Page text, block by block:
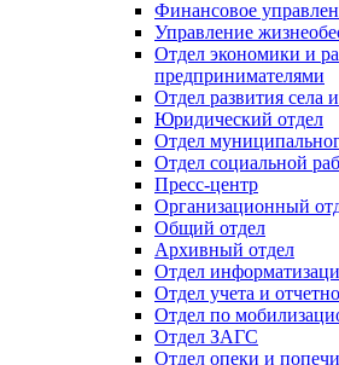
Финансовое
Управление
Отдел экономики и
предпринимателями
Отдел развития села
Юридический отдел
Отдел
Отдел социальной
Пресс-центр
Организационный
Общий отдел
Архивный отдел
Отдел
Отдел учета и
Отдел по
Отдел ЗАГС
Отдел опеки и